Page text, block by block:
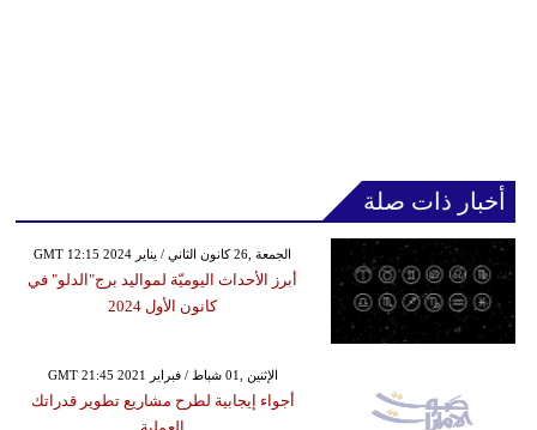
أخبار ذات صلة
GMT 12:15 2024 الجمعة ,26 كانون الثاني / يناير
أبرز الأحداث اليوميّة لمواليد برج"الدلو" في
كانون الأول 2024
GMT 21:45 2021 الإثنين ,01 شباط / فبراير
أجواء إيجابية لطرح مشاريع تطوير قدراتك